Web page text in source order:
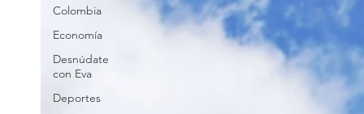
Colombia
Economía
Desnúdate
con Eva
Deportes